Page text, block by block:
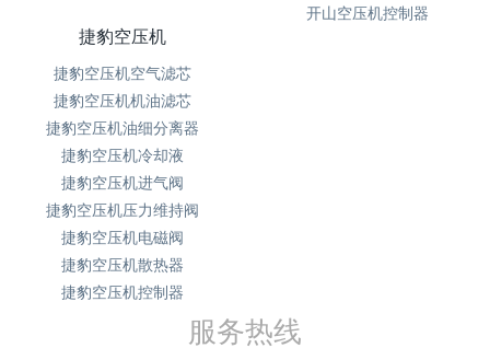
开山空压机控制器
捷豹空压机
捷豹空压机空气滤芯
捷豹空压机机油滤芯
捷豹空压机油细分离器
捷豹空压机冷却液
捷豹空压机进气阀
捷豹空压机压力维持阀
捷豹空压机电磁阀
捷豹空压机散热器
捷豹空压机控制器
服务热线